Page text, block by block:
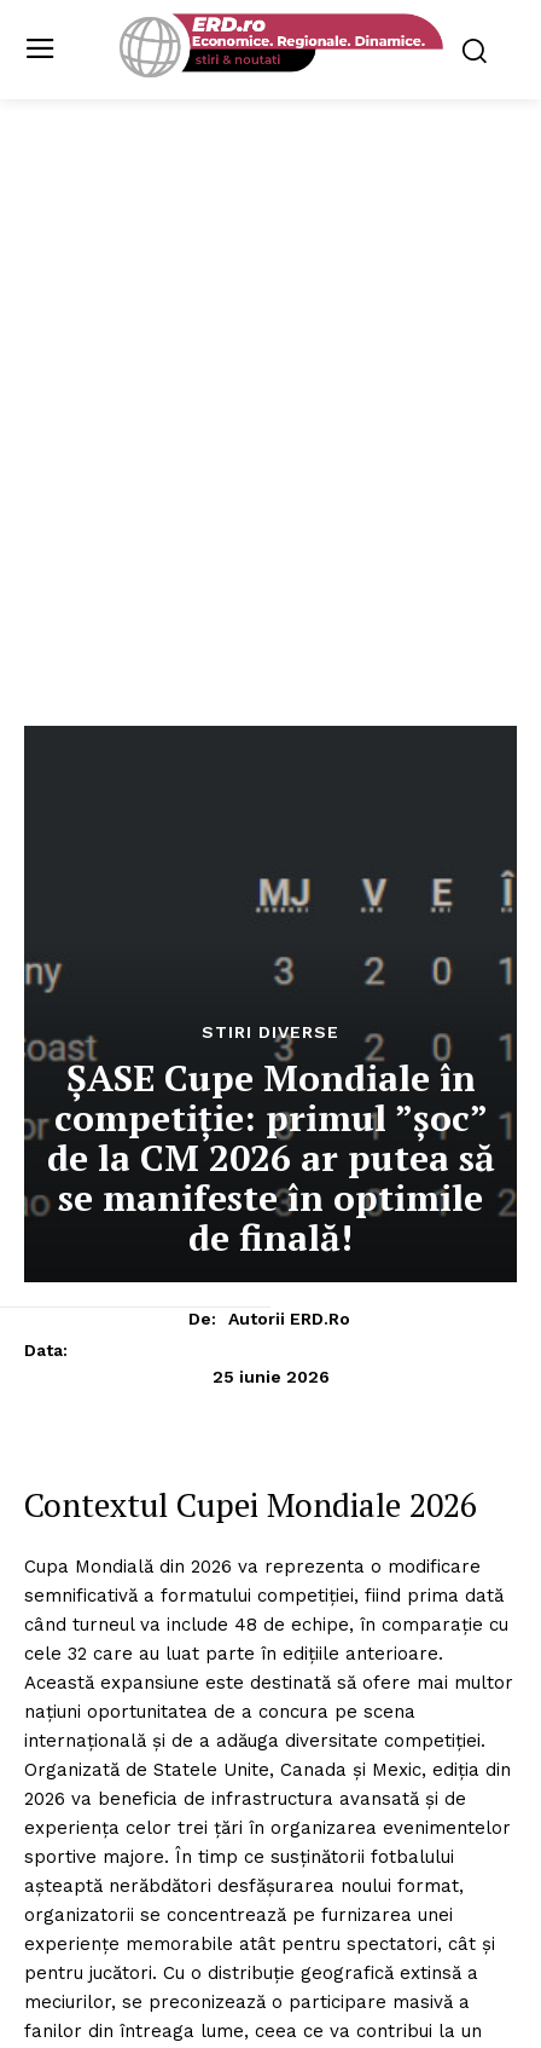
STIRI DIVERSE
ȘASE Cupe Mondiale în
competiție: primul ”șoc”
de la CM 2026 ar putea să
se manifeste în optimile
de finală!
De:
Autorii ERD.ro
Data:
25 iunie 2026
Contextul Cupei Mondiale 2026
Cupa Mondială din 2026 va reprezenta o modificare
semnificativă a formatului competiției, fiind prima dată
când turneul va include 48 de echipe, în comparație cu
cele 32 care au luat parte în edițiile anterioare.
Această expansiune este destinată să ofere mai multor
națiuni oportunitatea de a concura pe scena
internațională și de a adăuga diversitate competiției.
Organizată de Statele Unite, Canada și Mexic, ediția din
2026 va beneficia de infrastructura avansată și de
experiența celor trei țări în organizarea evenimentelor
sportive majore. În timp ce susținătorii fotbalului
așteaptă nerăbdători desfășurarea noului format,
organizatorii se concentrează pe furnizarea unei
experiențe memorabile atât pentru spectatori, cât și
pentru jucători. Cu o distribuție geografică extinsă a
meciurilor, se preconizează o participare masivă a
fanilor din întreaga lume, ceea ce va contribui la un